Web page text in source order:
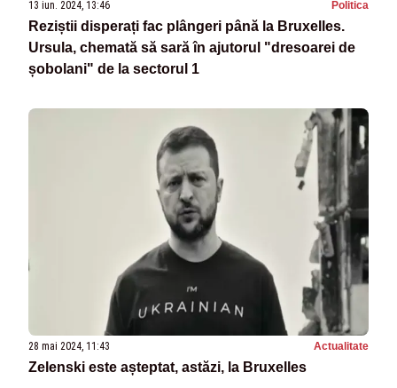
13 iun. 2024, 13:46 Politica
Reziștii disperați fac plângeri până la Bruxelles.
Ursula, chemată să sară în ajutorul "dresoarei de
șobolani" de la sectorul 1
28 mai 2024, 11:43 Actualitate
Zelenski este așteptat, astăzi, la Bruxelles